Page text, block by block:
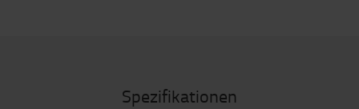
Spezifikationen